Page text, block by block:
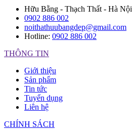
Hữu Bằng - Thạch Thất - Hà Nội
0902 886 002
noithathuubangdep@gmail.com
Hotline: 0902 886 002
THÔNG TIN
Giới thiệu
Sản phẩm
Tin tức
Tuyển dụng
Liên hệ
CHÍNH SÁCH